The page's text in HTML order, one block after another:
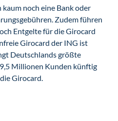
noch eine Bank oder
Zudem führen
Entgelte für die Girocard
Girocard der ING ist
Deutschlands größte
Millionen Kunden künftig
Girocard.